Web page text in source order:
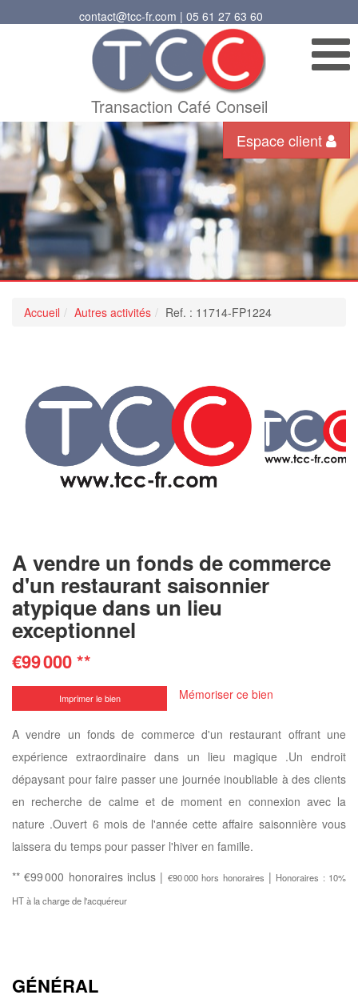
contact@tcc-fr.com | 05 61 27 63 60
Transaction Café Conseil
Espace client
Accueil Autres activités Ref. : 11714-FP1224
A vendre un fonds de commerce
d'un restaurant saisonnier
atypique dans un lieu
exceptionnel
€99 000**
Imprimer le bien Mémoriser ce bien
A vendre un fonds de commerce d'un restaurant offrant une
expérience extraordinaire dans un lieu magique .Un endroit
dépaysant pour faire passer une journée inoubliable à des clients
en recherche de calme et de moment en connexion avec la
nature .Ouvert 6 mois de l'année cette affaire saisonnière vous
laissera du temps pour passer l'hiver en famille.
** €99 000 honoraires inclus | €90 000 hors honoraires | Honoraires : 10%
HT à la charge de l'acquéreur
GÉNÉRAL